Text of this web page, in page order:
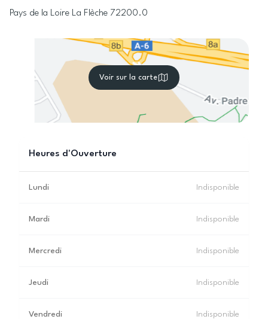
Pays de la Loire La Flèche 72200.0
Voir sur la carte
Heures d'Ouverture
Lundi Indisponible
Mardi Indisponible
Mercredi Indisponible
Jeudi Indisponible
Vendredi Indisponible